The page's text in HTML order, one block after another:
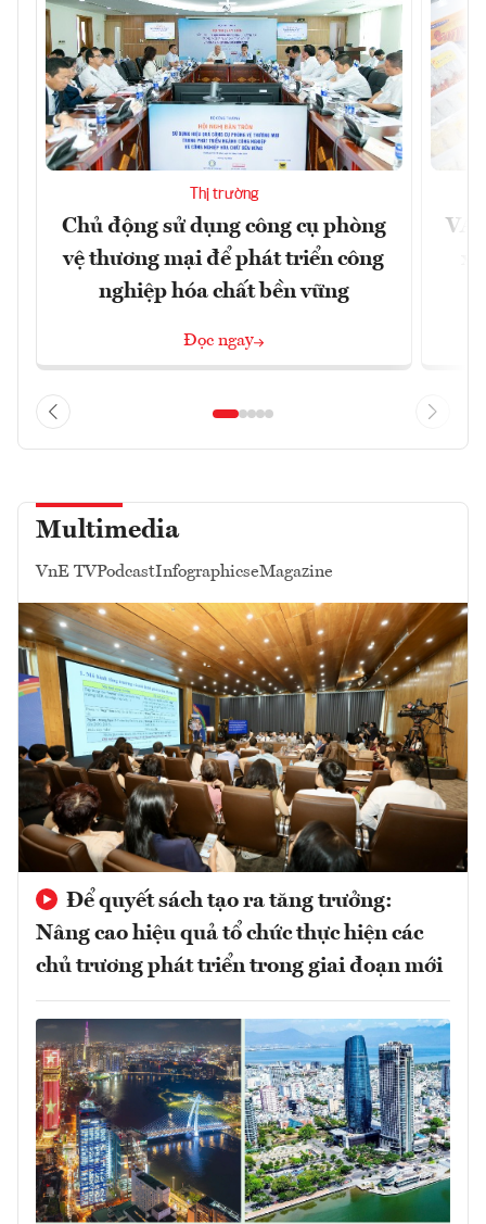
Thị trường
Chủ động sử dụng công cụ phòng
vệ thương mại để phát triển công
nghiệp hóa chất bền vững
Đọc ngay
Multimedia
VnE TVPodcastInfographicseMagazine
Để quyết sách tạo ra tăng trưởng:
Nâng cao hiệu quả tổ chức thực hiện các
chủ trương phát triển trong giai đoạn mới